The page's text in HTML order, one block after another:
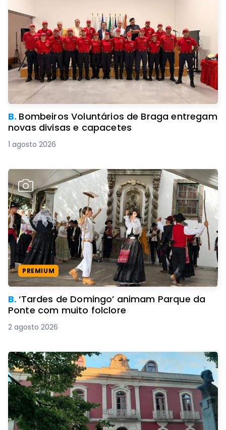
B. Bombeiros Voluntários de Braga entregam
novas divisas e capacetes
1 agosto 2026
PREMIUM
B.‘Tardes de Domingo’ animam Parque da
Ponte com muito folclore
2 agosto 2026